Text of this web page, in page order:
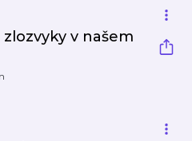
zlozvyky v našem